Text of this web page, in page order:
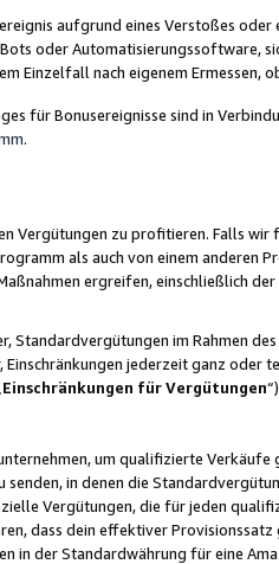
aufgrund eines Verstoßes
oder Automatisierungssoftware,
Einzelfall nach eigenem
für Bonusereignisse sind in
.
Vergütungen zu profitieren. Falls
als auch von einem
ergreifen, einschließlich
Standardvergütungen im Rahmen
Einschränkungen jederzeit ganz
Einschränkungen für Vergütungen
um qualifizierte
in denen die
Vergütungen, die für jeden
dass dein effektiver
in der Standardwährung für eine